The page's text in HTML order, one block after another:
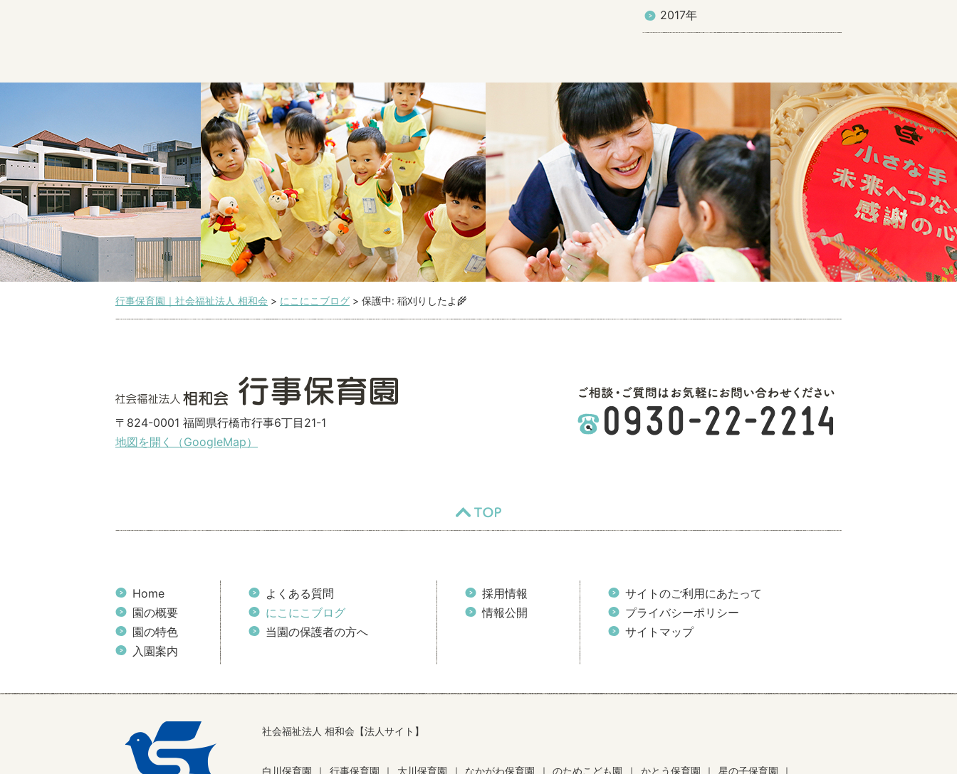
2017年
行事保育園｜社会福祉法人 相和会 > にこにこブログ > 保護中: 稲刈りしたよ🌾
〒824-0001 福岡県行橋市行事6丁目21-1
地図を開く（GoogleMap）
Home
園の概要
園の特色
入園案内
よくある質問
にこにこブログ
当園の保護者の方へ
採用情報
情報公開
サイトのご利用にあたって
プライバシーポリシー
サイトマップ
社会福祉法人 相和会【法人サイト】
白川保育園 ｜ 行事保育園 ｜ 大川保育園 ｜ なかがわ保育園 ｜ のためこども園 ｜ かとう保育園 ｜ 星の子保育園 ｜